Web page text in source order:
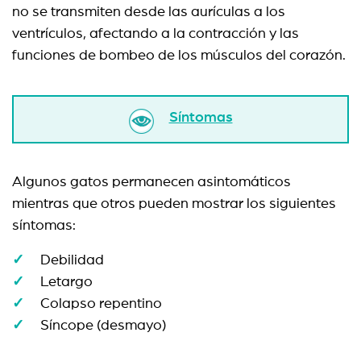
no se transmiten desde las aurículas a los
ventrículos, afectando a la contracción y las
funciones de bombeo de los músculos del corazón.
Síntomas
Algunos gatos permanecen asintomáticos
mientras que otros pueden mostrar los siguientes
síntomas:
Debilidad
Letargo
Colapso repentino
Síncope (desmayo)